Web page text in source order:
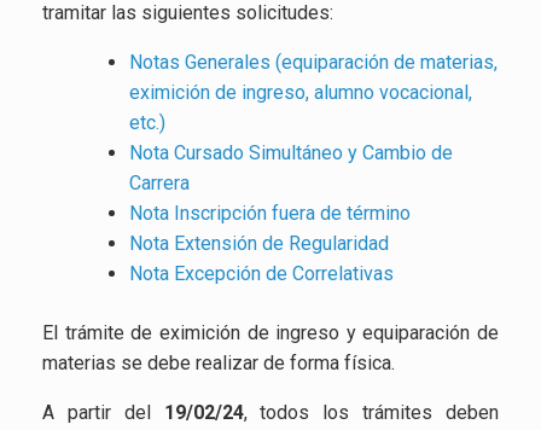
tramitar las siguientes solicitudes:
Notas Generales (equiparación de materias,
eximición de ingreso, alumno vocacional,
etc.)
Nota Cursado Simultáneo y Cambio de
Carrera
Nota Inscripción fuera de término
Nota Extensión de Regularidad
Nota Excepción de Correlativas
El trámite de eximición de ingreso y equiparación de
materias se debe realizar de forma física.
A partir del 19/02/24, todos los trámites deben